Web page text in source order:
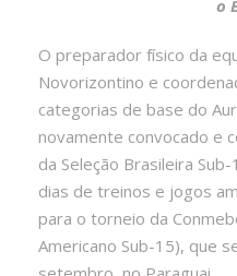
o
O preparador físico da
Novorizontino e
categorias de base do
novamente convocado e
da Seleção Brasileira
dias de treinos e jogos
para o torneio da
Americano Sub-15), que